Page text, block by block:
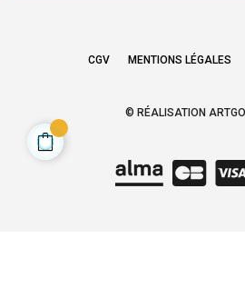
CGV MENTIONS LÉGALES
© RÉALISATION